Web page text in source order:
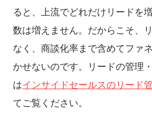
ると、上流でどれだけリードを
数は増えません。だからこそ、
なく、商談化率まで含めてファ
かせないのです。リードの管理
はインサイドセールスのリード
てご覧ください。